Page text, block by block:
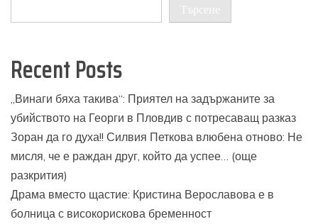
Търсене
Recent Posts
„Винаги бяха такива“: Приятел на задържаните за
убийството на Георги в Пловдив с потресаващ разказ
Зоран да го духа!! Силвия Петкова влюбена отново: Не
мисля, че е раждан друг, който да успее… (още
разкрития)
Драма вместо щастие: Кристина Верославова е в
болница с високорискова бременност